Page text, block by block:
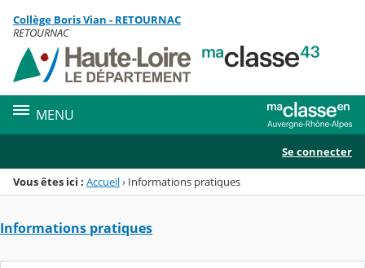
Menu de la rubrique
Contenu
Collège Boris Vian - RETOURNAC
RETOURNAC
MENU
Se connecter
Vous êtes ici : Accueil› Informations pratiques
Informations pratiques